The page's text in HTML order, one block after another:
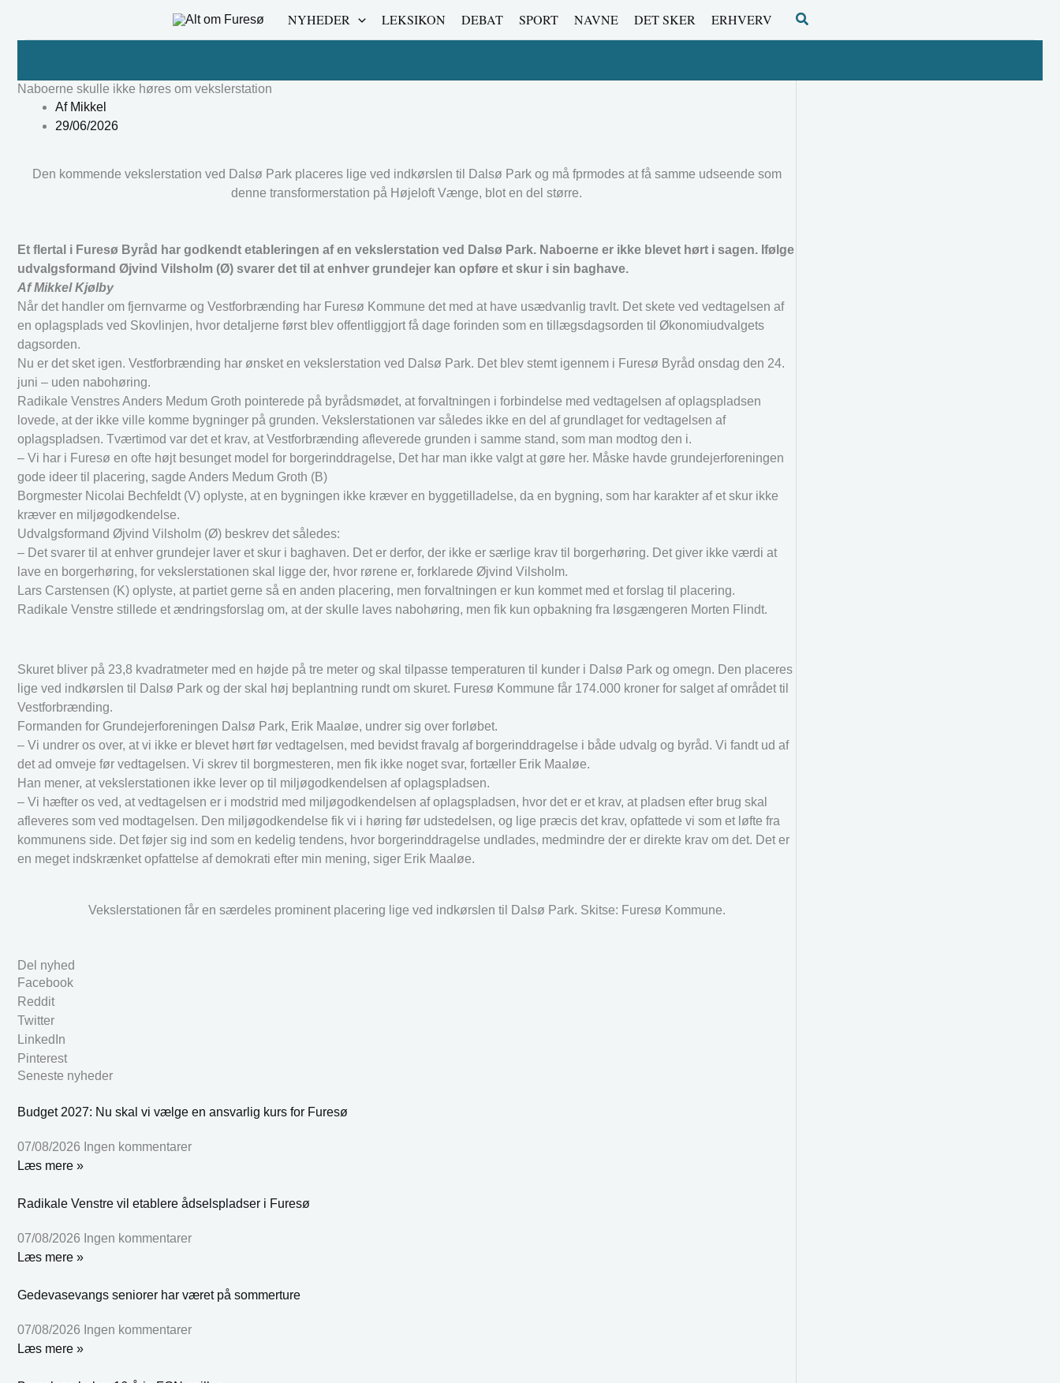
NYHEDER LEKSIKON DEBAT SPORT NAVNE DET SKER ERHVERV Søg
Naboerne skulle ikke høres om vekslerstation
AfMikkel
29/06/2026
Den kommende vekslerstation ved Dalsø Park placeres lige ved indkørslen til Dalsø Park og må fprmodes at få samme udseende som
denne transformerstation på Højeloft Vænge, blot en del større.
Et flertal i Furesø Byråd har godkendt etableringen af en vekslerstation ved Dalsø Park. Naboerne er ikke blevet hørt i sagen. Ifølge
udvalgsformand Øjvind Vilsholm (Ø) svarer det til at enhver grundejer kan opføre et skur i sin baghave.
Af Mikkel Kjølby
Når det handler om fjernvarme og Vestforbrænding har Furesø Kommune det med at have usædvanlig travlt. Det skete ved vedtagelsen af
en oplagsplads ved Skovlinjen, hvor detaljerne først blev offentliggjort få dage forinden som en tillægsdagsorden til Økonomiudvalgets
dagsorden.
Nu er det sket igen. Vestforbrænding har ønsket en vekslerstation ved Dalsø Park. Det blev stemt igennem i Furesø Byråd onsdag den 24.
juni – uden nabohøring.
Radikale Venstres Anders Medum Groth pointerede på byrådsmødet, at forvaltningen i forbindelse med vedtagelsen af oplagspladsen
lovede, at der ikke ville komme bygninger på grunden. Vekslerstationen var således ikke en del af grundlaget for vedtagelsen af
oplagspladsen. Tværtimod var det et krav, at Vestforbrænding afleverede grunden i samme stand, som man modtog den i.
– Vi har i Furesø en ofte højt besunget model for borgerinddragelse, Det har man ikke valgt at gøre her. Måske havde grundejerforeningen
gode ideer til placering, sagde Anders Medum Groth (B)
Borgmester Nicolai Bechfeldt (V) oplyste, at en bygningen ikke kræver en byggetilladelse, da en bygning, som har karakter af et skur ikke
kræver en miljøgodkendelse.
Udvalgsformand Øjvind Vilsholm (Ø) beskrev det således:
– Det svarer til at enhver grundejer laver et skur i baghaven. Det er derfor, der ikke er særlige krav til borgerhøring. Det giver ikke værdi at
lave en borgerhøring, for vekslerstationen skal ligge der, hvor rørene er, forklarede Øjvind Vilsholm.
Lars Carstensen (K) oplyste, at partiet gerne så en anden placering, men forvaltningen er kun kommet med et forslag til placering.
Radikale Venstre stillede et ændringsforslag om, at der skulle laves nabohøring, men fik kun opbakning fra løsgængeren Morten Flindt.
Skuret bliver på 23,8 kvadratmeter med en højde på tre meter og skal tilpasse temperaturen til kunder i Dalsø Park og omegn. Den placeres
lige ved indkørslen til Dalsø Park og der skal høj beplantning rundt om skuret. Furesø Kommune får 174.000 kroner for salget af området til
Vestforbrænding.
Formanden for Grundejerforeningen Dalsø Park, Erik Maaløe, undrer sig over forløbet.
– Vi undrer os over, at vi ikke er blevet hørt før vedtagelsen, med bevidst fravalg af borgerinddragelse i både udvalg og byråd. Vi fandt ud af
det ad omveje før vedtagelsen. Vi skrev til borgmesteren, men fik ikke noget svar, fortæller Erik Maaløe.
Han mener, at vekslerstationen ikke lever op til miljøgodkendelsen af oplagspladsen.
– Vi hæfter os ved, at vedtagelsen er i modstrid med miljøgodkendelsen af oplagspladsen, hvor det er et krav, at pladsen efter brug skal
afleveres som ved modtagelsen. Den miljøgodkendelse fik vi i høring før udstedelsen, og lige præcis det krav, opfattede vi som et løfte fra
kommunens side. Det føjer sig ind som en kedelig tendens, hvor borgerinddragelse undlades, medmindre der er direkte krav om det. Det er
en meget indskrænket opfattelse af demokrati efter min mening, siger Erik Maaløe.
Vekslerstationen får en særdeles prominent placering lige ved indkørslen til Dalsø Park. Skitse: Furesø Kommune.
Del nyhed
Facebook
Reddit
Twitter
LinkedIn
Pinterest
Seneste nyheder
Budget 2027: Nu skal vi vælge en ansvarlig kurs for Furesø
07/08/2026 Ingen kommentarer
Læs mere »
Radikale Venstre vil etablere ådselspladser i Furesø
07/08/2026 Ingen kommentarer
Læs mere »
Gedevasevangs seniorer har været på sommerture
07/08/2026 Ingen kommentarer
Læs mere »